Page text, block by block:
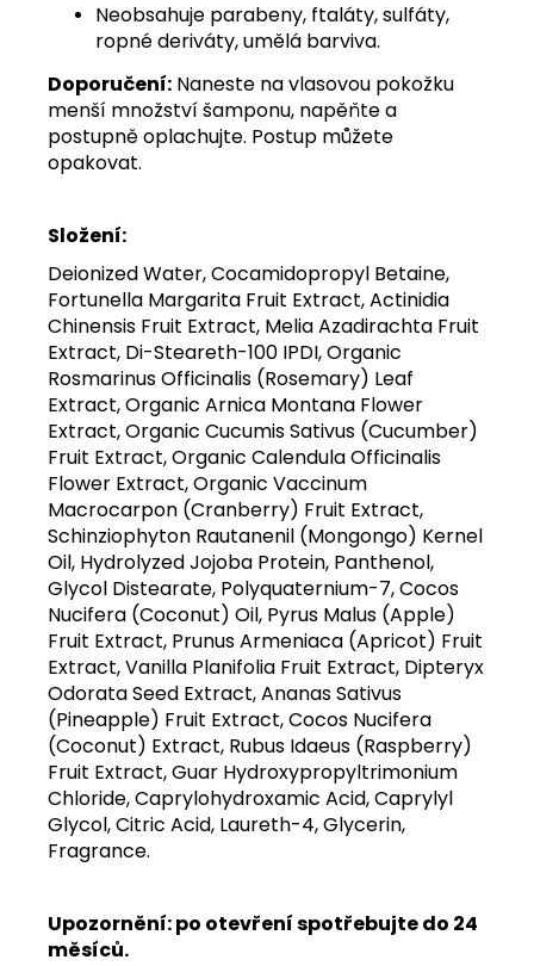
Neobsahuje parabeny, ftaláty, sulfáty,
ropné deriváty, umělá barviva.
Doporučení: Naneste na vlasovou pokožku
menší množství šamponu, napěňte a
postupně oplachujte. Postup můžete
opakovat.
Složení:
Deionized Water, Cocamidopropyl Betaine,
Fortunella Margarita Fruit Extract, Actinidia
Chinensis Fruit Extract, Melia Azadirachta Fruit
Extract, Di-Steareth-100 IPDI, Organic
Rosmarinus Officinalis (Rosemary) Leaf
Extract, Organic Arnica Montana Flower
Extract, Organic Cucumis Sativus (Cucumber)
Fruit Extract, Organic Calendula Officinalis
Flower Extract, Organic Vaccinum
Macrocarpon (Cranberry) Fruit Extract,
Schinziophyton Rautanenil (Mongongo) Kernel
Oil, Hydrolyzed Jojoba Protein, Panthenol,
Glycol Distearate, Polyquaternium-7, Cocos
Nucifera (Coconut) Oil, Pyrus Malus (Apple)
Fruit Extract, Prunus Armeniaca (Apricot) Fruit
Extract, Vanilla Planifolia Fruit Extract, Dipteryx
Odorata Seed Extract, Ananas Sativus
(Pineapple) Fruit Extract, Cocos Nucifera
(Coconut) Extract, Rubus Idaeus (Raspberry)
Fruit Extract, Guar Hydroxypropyltrimonium
Chloride, Caprylohydroxamic Acid, Caprylyl
Glycol, Citric Acid, Laureth-4, Glycerin,
Fragrance.
Upozornění: po otevření spotřebujte do 24
měsíců.